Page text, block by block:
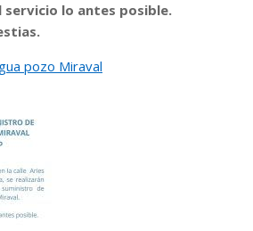
servicio lo antes posible.
pozo Miraval